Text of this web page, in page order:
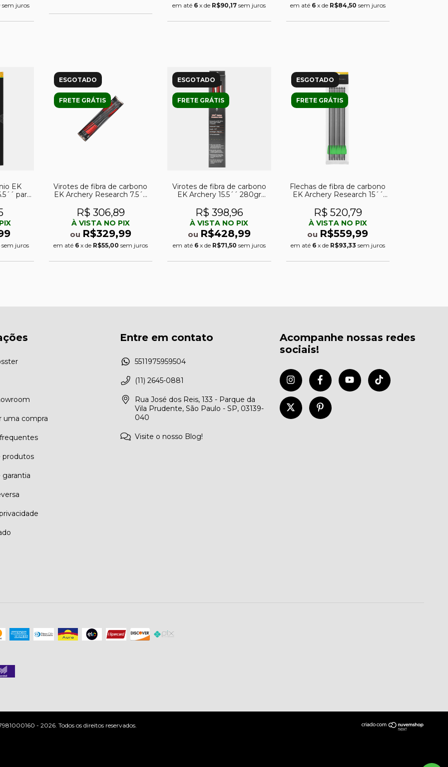
sem juros em até 6 x de R$90,17 sem juros em até 6 x de R$84,50 sem juros
EK
para
sem juros
ESGOTADO
FRETE GRÁTIS
Virotes de fibra de carbono
EK Archery Research 7.5´´
R (pacote c/ 10)
R$ 306,89
À VISTA NO PIX
ou R$329,99
em até 6 x de R$55,00 sem juros
ESGOTADO
FRETE GRÁTIS
Virotes de fibra de carbono
EK Archery 15.5´´ 280gr
Siege 300 (pacote c/ 6)
R$ 398,96
À VISTA NO PIX
ou R$428,99
em até 6 x de R$71,50 sem juros
ESGOTADO
FRETE GRÁTIS
Flechas de fibra de carbono
EK Archery Research 15´´
Whipshot (pacote c/ 10)
R$ 520,79
À VISTA NO PIX
ou R$559,99
em até 6 x de R$93,33 sem juros
uma compra
produtos
garantia
Entre em contato
5511975959504
(11) 2645-0881
Rua José dos Reis, 133 - Parque da
Vila Prudente, São Paulo - SP, 03139-
040
Visite o nosso Blog!
Acompanhe nossas redes
sociais!
- 2026. Todos os direitos reservados.